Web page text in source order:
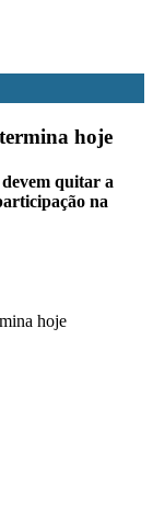
hoje
quitar a
na